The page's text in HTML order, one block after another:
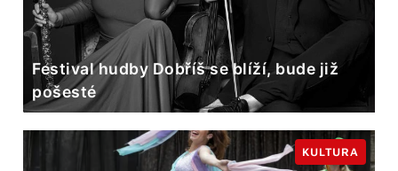
Festival hudby Dobříš se blíží, bude již
pošesté
KULTURA